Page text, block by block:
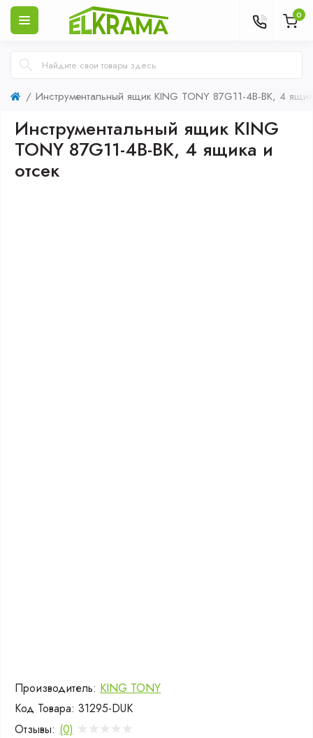
0
Инструментальный ящик KING TONY 87G11-4B-BK, 4
Инструментальный ящик KING
TONY 87G11-4B-BK, 4 ящика и
отсек
Производитель: KING TONY
Код Товара: 31295-DUK
Отзывы: (0)